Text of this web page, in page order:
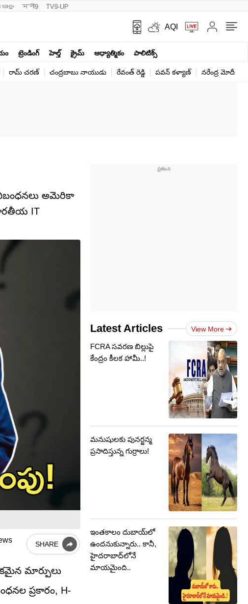
मनी9 TV9-UP
AQI
ట్రెండింగ్ హెల్త్‌ క్రైమ్ ఆధ్యాత్మికం పాలిటిక్స్‌
రామ్ చ‌ర‌ణ్‌ చంద్రబాబు నాయుడు రేవంత్ రెడ్డి పవన్ కళ్యాణ్ నరేంద్ర మోదీ
అమెరికా
IT
SHARE
మార్పులు
ప్రకారం, H-
Latest Articles View More
FCRA సవరణ బిల్లుపై
కేంద్రం కీలక హామీ..!
మనుషులకు పునర్జన్మ
ప్రసాదిస్తున్న గుర్రాలు!
ఇంతకాలం దుబాయ్‌లో
ఉందనుకున్నారు.. కానీ,
హైదరాబాద్‌లోనే
మాయమైంది..